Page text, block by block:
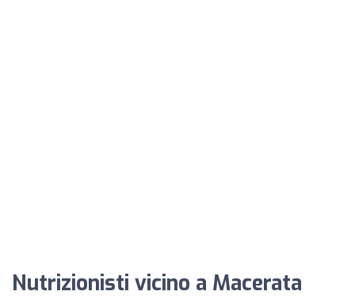
Nutrizionisti vicino a Macerata